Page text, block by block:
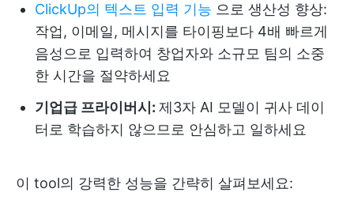
ClickUp의 텍스트 입력 기능 으로 생산성 향상:
작업, 이메일, 메시지를 타이핑보다 4배 빠르게
음성으로 입력하여 창업자와 소규모 팀의 소중
한 시간을 절약하세요
기업급 프라이버시: 제3자 AI 모델이 귀사 데이
터로 학습하지 않으므로 안심하고 일하세요
이 tool의 강력한 성능을 간략히 살펴보세요: